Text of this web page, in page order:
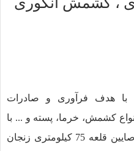
در سال 2014 با هدف فرآوری و صادرات
خرما، پسته و ... با
استفاده از تکنولوژی روز دنیا در صایین قلعه 75 کیلومتری زنجان